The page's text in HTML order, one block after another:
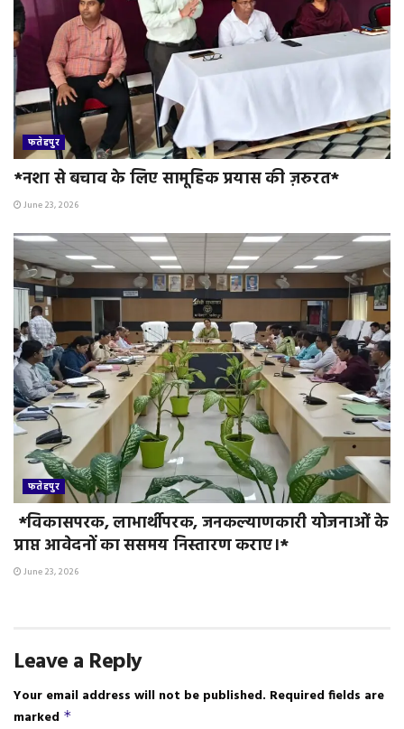
फतेहपुर
*नशा से बचाव के लिए सामूहिक प्रयास की ज़रुरत*
June 23, 2026
फतेहपुर
*विकासपरक, लाभार्थीपरक, जनकल्याणकारी योजनाओं के
प्राप्त आवेदनों का ससमय निस्तारण कराए।*
June 23, 2026
Leave a Reply
Your email address will not be published. Required fields are
marked *